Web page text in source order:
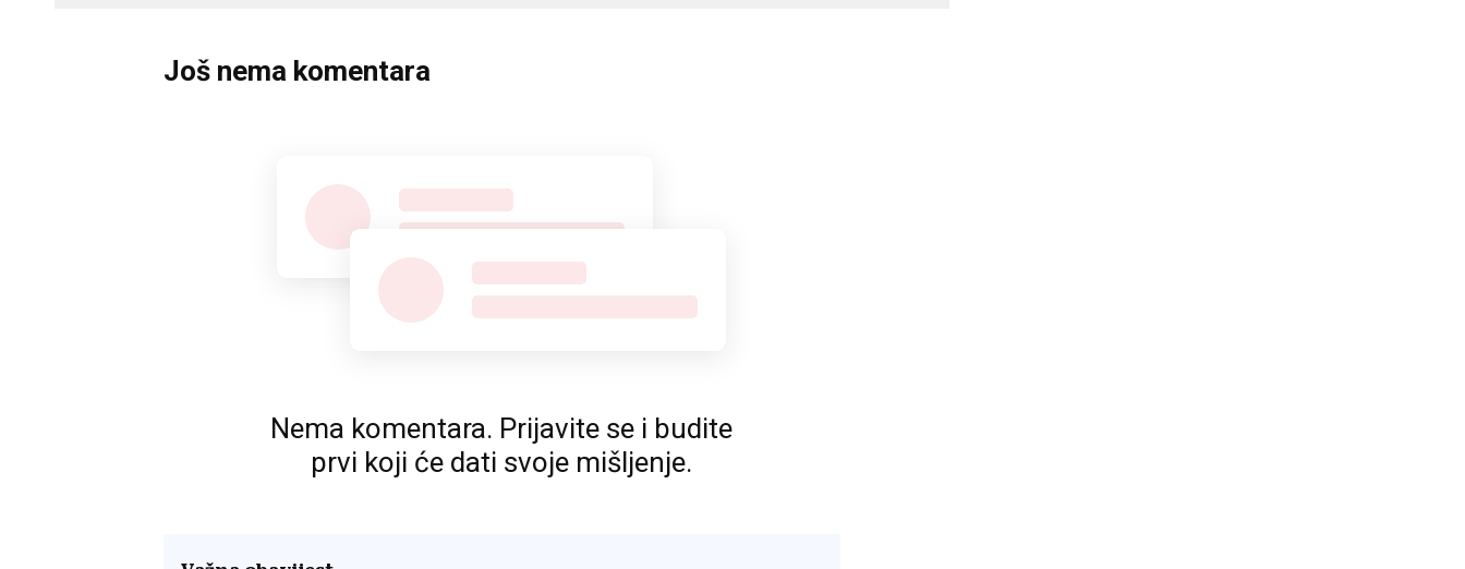
Još nema komentara
Nema komentara. Prijavite se i budite
prvi koji će dati svoje mišljenje.